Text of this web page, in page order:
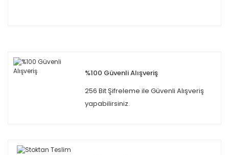
%100 Güvenli Alışveriş
256 Bit Şifreleme ile Güvenli Alışveriş
yapabilirsiniz.